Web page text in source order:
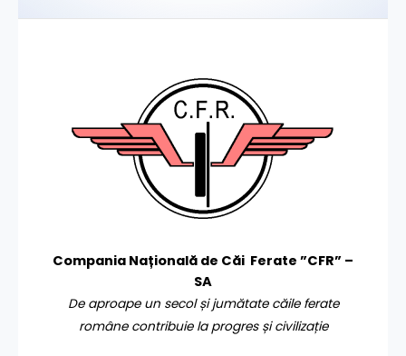
Compania Națională de Căi Ferate ”CFR” –
SA
De aproape un secol și jumătate căile ferate
române contribuie la progres și civilizație